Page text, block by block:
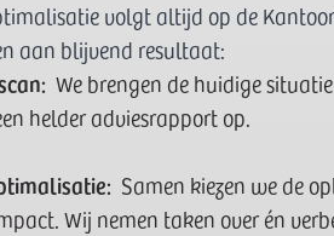
volgt altijd op de
aan blijvend resultaat:
We brengen de huidige
helder adviesrapport op.
Samen kiezen we de
Wij nemen taken over én